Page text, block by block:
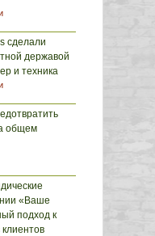
сделали
державой
и техника
общем
«Ваше
подход к